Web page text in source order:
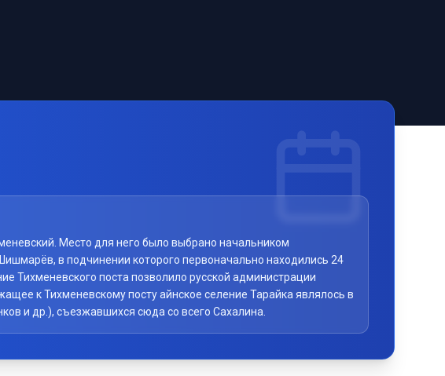
Место для него было выбрано начальником
в подчинении которого первоначально находились 24
Тихменевского поста позволило русской администрации
к Тихменевскому посту айнское селение Тарайка являлось в
и др.), съезжавшихся сюда со всего Сахалина.